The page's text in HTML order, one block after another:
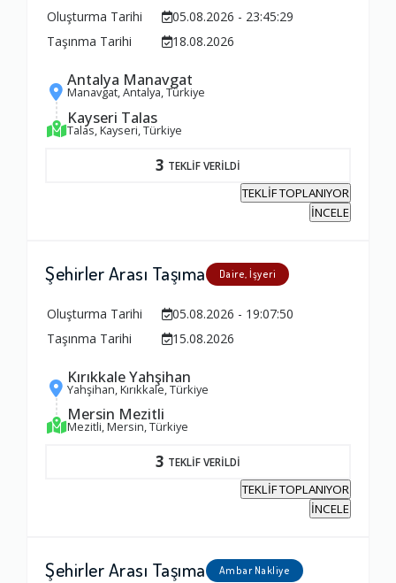
Oluşturma Tarihi
05.08.2026 - 23:45:29
Taşınma Tarihi
18.08.2026
Antalya Manavgat
Manavgat, Antalya, Türkiye
Kayseri Talas
Talas, Kayseri, Türkiye
3 TEKLİF VERİLDİ
TEKLİF TOPLANIYOR
İNCELE
Şehirler Arası Taşıma Daire, İşyeri
Oluşturma Tarihi
05.08.2026 - 19:07:50
Taşınma Tarihi
15.08.2026
Kırıkkale Yahşihan
Yahşihan, Kırıkkale, Türkiye
Mersin Mezitli
Mezitli, Mersin, Türkiye
3 TEKLİF VERİLDİ
TEKLİF TOPLANIYOR
İNCELE
Şehirler Arası Taşıma Ambar Nakliye
Ambalajlama Hizmeti
Firma ile İletişim
Firma Çalışanları